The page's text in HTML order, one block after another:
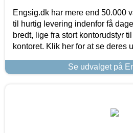
Engsig.dk har mere end 50.000
til hurtig levering indenfor få
bredt, lige fra stort kontorudstyr
kontoret. Klik her for at se deres
Se udvalget på